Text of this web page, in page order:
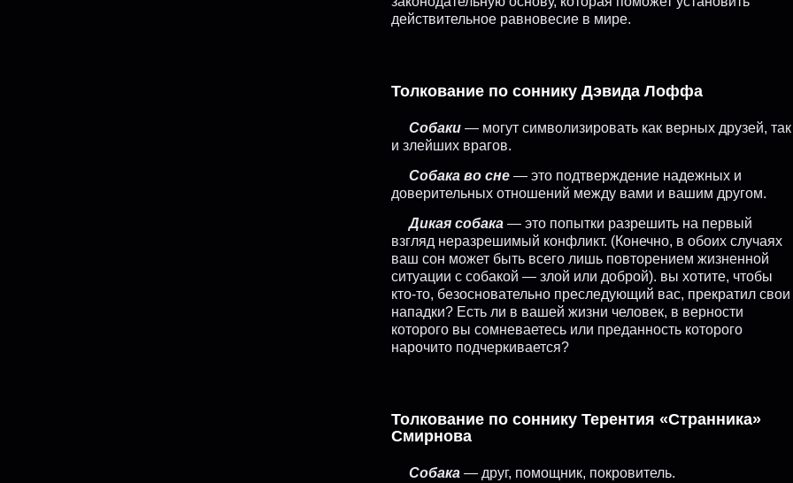
действительное равновесие в мире.
Толкование по соннику Дэвида Лоффа
Собаки — могут символизировать как верных друзей, так
и злейших врагов.
Собака во сне — это подтверждение надежных и
доверительных отношений между вами и вашим другом.
Дикая собака — это попытки разрешить на первый
взгляд неразрешимый конфликт. (Конечно, в обоих случаях
ваш сон может быть всего лишь повторением жизненной
ситуации с собакой — злой или доброй). вы хотите, чтобы
кто-то, безосновательно преследующий вас, прекратил свои
нападки? Есть ли в вашей жизни человек, в верности
которого вы сомневаетесь или преданность которого
нарочито подчеркивается?
Толкование по соннику Терентия «Странника»
Смирнова
Собака — друг, помощник, покровитель.